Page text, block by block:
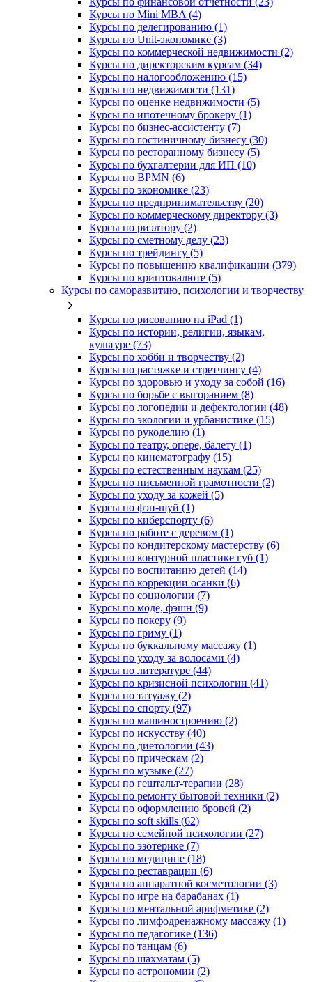
Курсы по Mini MBA (4)
Курсы по делегированию (1)
Курсы по Unit-экономике (3)
Курсы по коммерческой недвижимости (2)
Курсы по директорским курсам (34)
Курсы по налогообложению (15)
Курсы по недвижимости (131)
Курсы по оценке недвижимости (5)
Курсы по ипотечному брокеру (1)
Курсы по бизнес-ассистенту (7)
Курсы по гостиничному бизнесу (30)
Курсы по ресторанному бизнесу (5)
Курсы по бухгалтерии для ИП (10)
Курсы по BPMN (6)
Курсы по экономике (23)
Курсы по предпринимательству (20)
Курсы по коммерческому директору (3)
Курсы по риэлтору (2)
Курсы по сметному делу (23)
Курсы по трейдингу (5)
Курсы по повышению квалификации (379)
Курсы по криптовалюте (5)
Курсы по саморазвитию, психологии и творчеству
Курсы по рисованию на iPad (1)
Курсы по истории, религии, языкам,
культуре (73)
Курсы по хобби и творчеству (2)
Курсы по растяжке и стретчингу (4)
Курсы по здоровью и уходу за собой (16)
Курсы по борьбе с выгоранием (8)
Курсы по логопедии и дефектологии (48)
Курсы по экологии и урбанистике (15)
Курсы по рукоделию (1)
Курсы по театру, опере, балету (1)
Курсы по кинематографу (15)
Курсы по естественным наукам (25)
Курсы по письменной грамотности (2)
Курсы по уходу за кожей (5)
Курсы по фэн-шуй (1)
Курсы по киберспорту (6)
Курсы по работе с деревом (1)
Курсы по кондитерскому мастерству (6)
Курсы по контурной пластике губ (1)
Курсы по воспитанию детей (14)
Курсы по коррекции осанки (6)
Курсы по социологии (7)
Курсы по моде, фэшн (9)
Курсы по покеру (9)
Курсы по гриму (1)
Курсы по буккальному массажу (1)
Курсы по уходу за волосами (4)
Курсы по литературе (44)
Курсы по кризисной психологии (41)
Курсы по татуажу (2)
Курсы по спорту (97)
Курсы по машиностроению (2)
Курсы по искусству (40)
Курсы по диетологии (43)
Курсы по прическам (2)
Курсы по музыке (27)
Курсы по гештальт-терапии (28)
Курсы по ремонту бытовой техники (2)
Курсы по оформлению бровей (2)
Курсы по soft skills (62)
Курсы по семейной психологии (27)
Курсы по эзотерике (7)
Курсы по медицине (18)
Курсы по реставрации (6)
Курсы по аппаратной косметологии (3)
Курсы по игре на барабанах (1)
Курсы по ментальной арифметике (2)
Курсы по лимфодренажному массажу (1)
Курсы по педагогике (136)
Курсы по танцам (6)
Курсы по шахматам (5)
Курсы по астрономии (2)